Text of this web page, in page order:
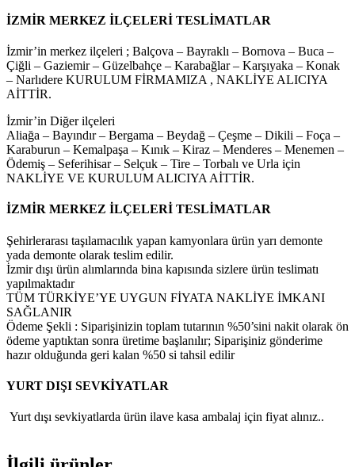
İZMİR MERKEZ İLÇELERİ TESLİMATLAR
İzmir’in merkez ilçeleri ; Balçova – Bayraklı – Bornova – Buca –
Çiğli – Gaziemir – Güzelbahçe – Karabağlar – Karşıyaka – Konak
– Narlıdere KURULUM FİRMAMIZA , NAKLİYE ALICIYA
AİTTİR.
İzmir’in Diğer ilçeleri
Aliağa – Bayındır – Bergama – Beydağ – Çeşme – Dikili – Foça –
Karaburun – Kemalpaşa – Kınık – Kiraz – Menderes – Menemen –
Ödemiş – Seferihisar – Selçuk – Tire – Torbalı ve Urla için
NAKLİYE VE KURULUM ALICIYA AİTTİR.
İZMİR MERKEZ İLÇELERİ TESLİMATLAR
Şehirlerarası taşılamacılık yapan kamyonlara ürün yarı demonte
yada demonte olarak teslim edilir.
İzmir dışı ürün alımlarında bina kapısında sizlere ürün teslimatı
yapılmaktadır
TÜM TÜRKİYE’YE UYGUN FİYATA NAKLİYE İMKANI
SAĞLANIR
Ödeme Şekli : Siparişinizin toplam tutarının %50’sini nakit olarak ön
ödeme yaptıktan sonra üretime başlanılır; Siparişiniz gönderime
hazır olduğunda geri kalan %50 si tahsil edilir
YURT DIŞI SEVKİYATLAR
Yurt dışı sevkiyatlarda ürün ilave kasa ambalaj için fiyat alınız..